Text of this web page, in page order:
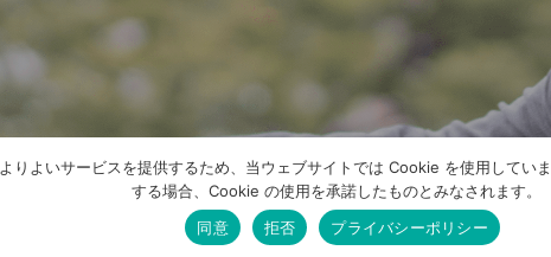
よりよいサービスを提供するため、当ウェブサイトでは Cookie を使用してい
する場合、Cookie の使用を承諾したものとみなされます。
同意
拒否 プライバシーポリシー